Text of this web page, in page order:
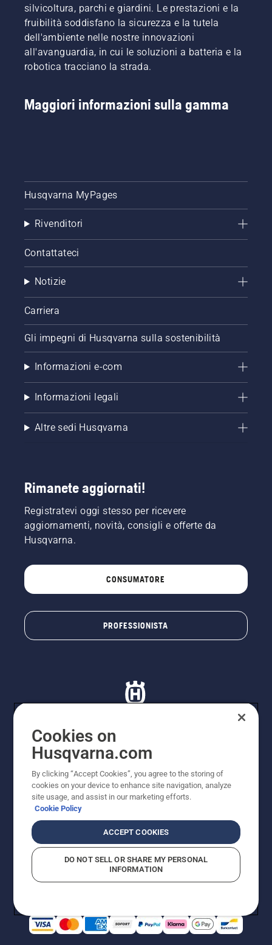
silvicoltura, parchi e giardini. Le prestazioni e la
fruibilità soddisfano la sicurezza e la tutela
dell'ambiente nelle nostre innovazioni
all'avanguardia, in cui le soluzioni a batteria e la
robotica tracciano la strada.
Maggiori informazioni sulla gamma
Husqvarna MyPages
Rivenditori
Contattateci
Notizie
Carriera
Gli impegni di Husqvarna sulla sostenibilità
Informazioni e-com
Informazioni legali
Altre sedi Husqvarna
Rimanete aggiornati!
Registratevi oggi stesso per ricevere
aggiornamenti, novità, consigli e offerte da
Husqvarna.
CONSUMATORE
PROFESSIONISTA
© Husqvarna AB (publ). Tutti i diritti riservati. I prezzi
Husqvarna Schweiz AG per i rivenditori specializzati
aderenti all’iniziativa, prezzi in CHF comprensivi di IVA
all’ 8,1% e TRA. Con riserva di modifica. Tutti i prezzi
indicati sono prezzi al dettaglio consigliati (IVA inclusa),
a meno che il prodotto non sia disponibile per l'acquisto
Informativa sui cookieTermini di utilizzo
Informativa sulla privacyRiferimentiCGVF Negozio online
Segnalazione di presunte violazioni
Cookies on
Husqvarna.com
By clicking “Accept Cookies”, you agree to the storing of
cookies on your device to enhance site navigation, analyze
site usage, and assist in our marketing efforts.
Cookie Policy
ACCEPT COOKIES
DO NOT SELL OR SHARE MY PERSONAL
INFORMATION